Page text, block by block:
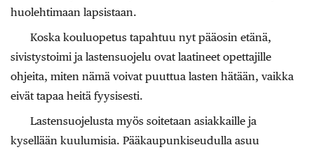
huolehtimaan lapsistaan.
Koska kouluopetus tapahtuu nyt pääosin etänä,
sivistystoimi ja lastensuojelu ovat laatineet opettajille
ohjeita, miten nämä voivat puuttua lasten hätään, vaikka
eivät tapaa heitä fyysisesti.
Lastensuojelusta myös soitetaan asiakkaille ja
kysellään kuulumisia. Pääkaupunkiseudulla asuu